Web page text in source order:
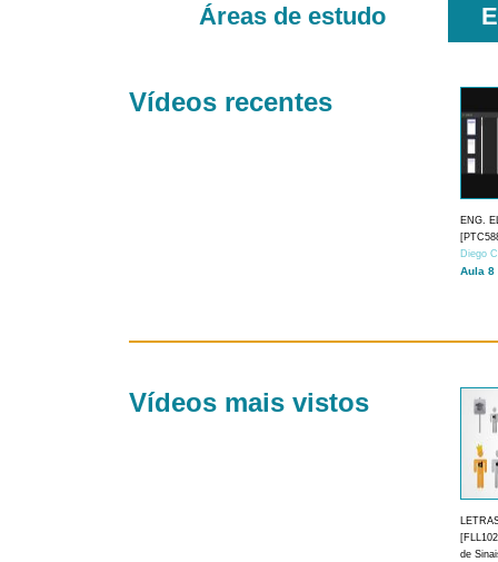
Áreas de estudo
Vídeos recentes
ENG.
Diego
Aula 8
Vídeos mais vistos
de